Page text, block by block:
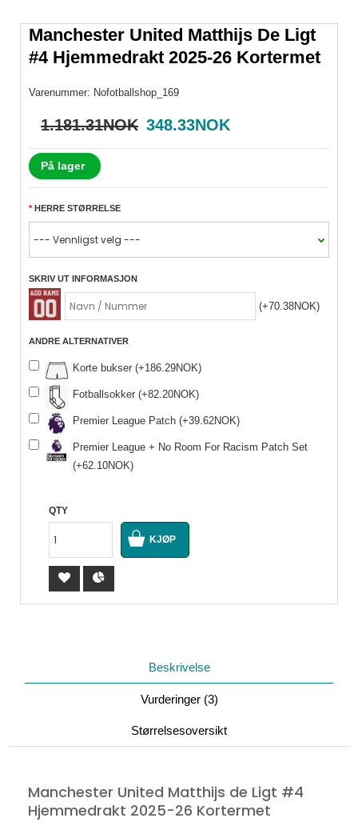
Manchester United Matthijs De Ligt
#4 Hjemmedrakt 2025-26 Kortermet
Varenummer: Nofotballshop_169
1.181.31NOK 348.33NOK
På lager
HERRE STØRRELSE
SKRIV UT INFORMASJON
(+70.38NOK)
ANDRE ALTERNATIVER
Korte bukser (+186.29NOK)
Fotballsokker (+82.20NOK)
Premier League Patch (+39.62NOK)
Premier League + No Room For Racism Patch Set
(+62.10NOK)
QTY
Beskrivelse
Vurderinger (3)
Størrelsesoversikt
Manchester United Matthijs de Ligt #4
Hjemmedrakt 2025-26 Kortermet